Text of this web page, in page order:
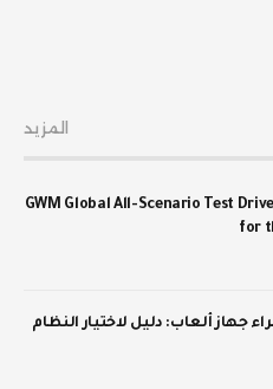
المزيد
GWM Global All-Scenario Test
for
جهاز ألعاب: دليل لاختيار النظام